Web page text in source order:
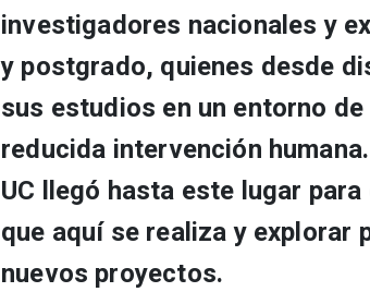
investigadores nacionales y
y postgrado, quienes desde
sus estudios en un entorno
reducida intervención
UC llegó hasta este lugar
que aquí se realiza y explorar
nuevos proyectos.